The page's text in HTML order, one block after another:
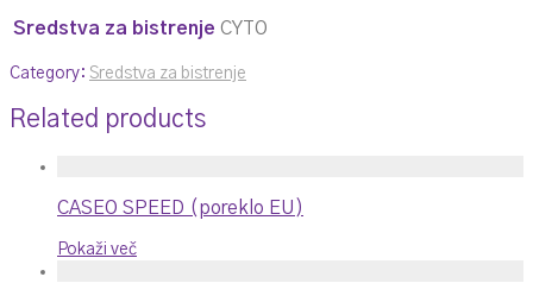
Sredstva za bistrenje CYTO
Category: Sredstva za bistrenje
Related products
CASEO SPEED (poreklo EU)
Pokaži več